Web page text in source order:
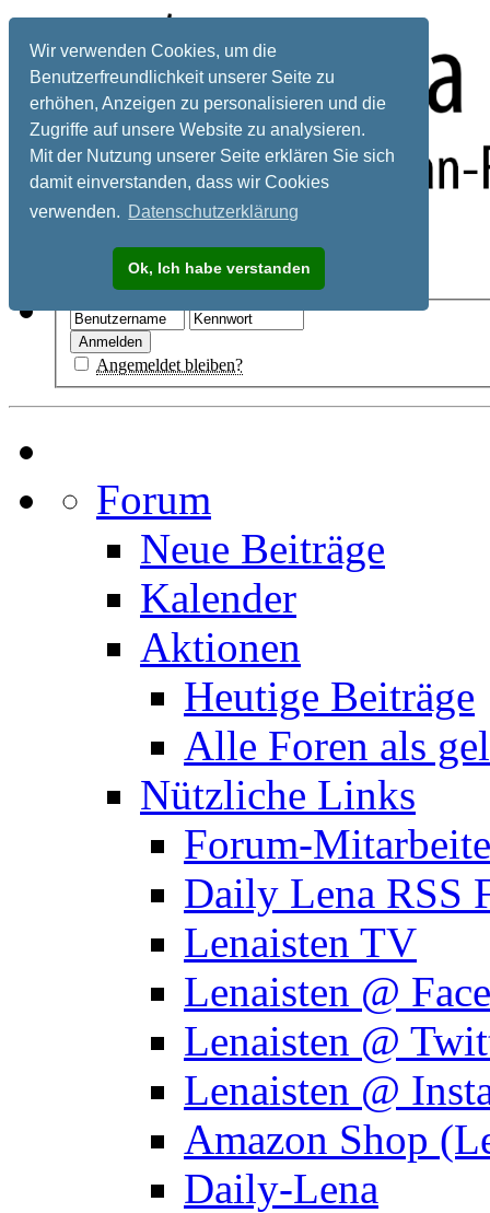
Wir verwenden Cookies, um die
Benutzerfreundlichkeit unserer Seite zu
erhöhen, Anzeigen zu personalisieren und die
Zugriffe auf unsere Website zu analysieren.
Mit der Nutzung unserer Seite erklären Sie sich
damit einverstanden, dass wir Cookies
verwenden. Datenschutzerklärung
Ok, Ich habe verstanden
Registrieren
Angemeldet bleiben?
Forum
Neue Beiträge
Kalender
Aktionen
Heutige Beiträge
Alle Foren als
Nützliche Links
Forum-
Daily Lena RSS
Lenaisten TV
Lenaisten @
Lenaisten @
Lenaisten @
Amazon Shop
Daily-Lena